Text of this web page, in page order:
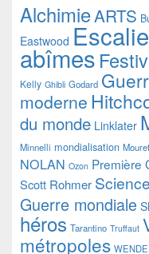
AlchimieARTS
Eastwood
abîmes
Kelly Ghibli Godard
moderne
du monde Linklater
Minnelli mondialisation Mouret
NOLAN Ozon Première
Scott Rohmer
Guerre mondiale
héros Tarantino Truffaut
métropoles